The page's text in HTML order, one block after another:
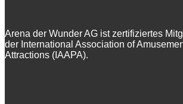
Arena der Wunder AG ist zertifiziertes
der International Association of
Attractions (IAAPA).